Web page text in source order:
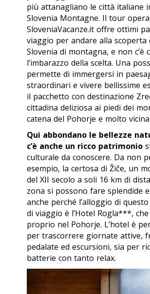
più attanagliano le città italiane
Slovenia Montagne. Il tour
SloveniaVacanze.it offre ottimi
viaggio per andare alla scoperta
Slovenia di montagna, e non c’è
l’imbarazzo della scelta. Una
permette di immergersi in
straordinari e vivere bellissime
il pacchetto con destinazione
cittadina deliziosa ai piedi dei
catena del Pohorje e molto
Qui abbondano le bellezze
c’è anche un ricco patrimonio
culturale da conoscere. Da non
esempio, la certosa di Žiče, un
del XII secolo a soli 16 km di
zona si possono fare splendide
anche perché l’alloggio di
di viaggio è l’Hotel Rogla***,
proprio nel Pohorje. L’hotel è
per trascorrere giornate attive,
pedalate ed escursioni, sia per
batterie con tanto relax.